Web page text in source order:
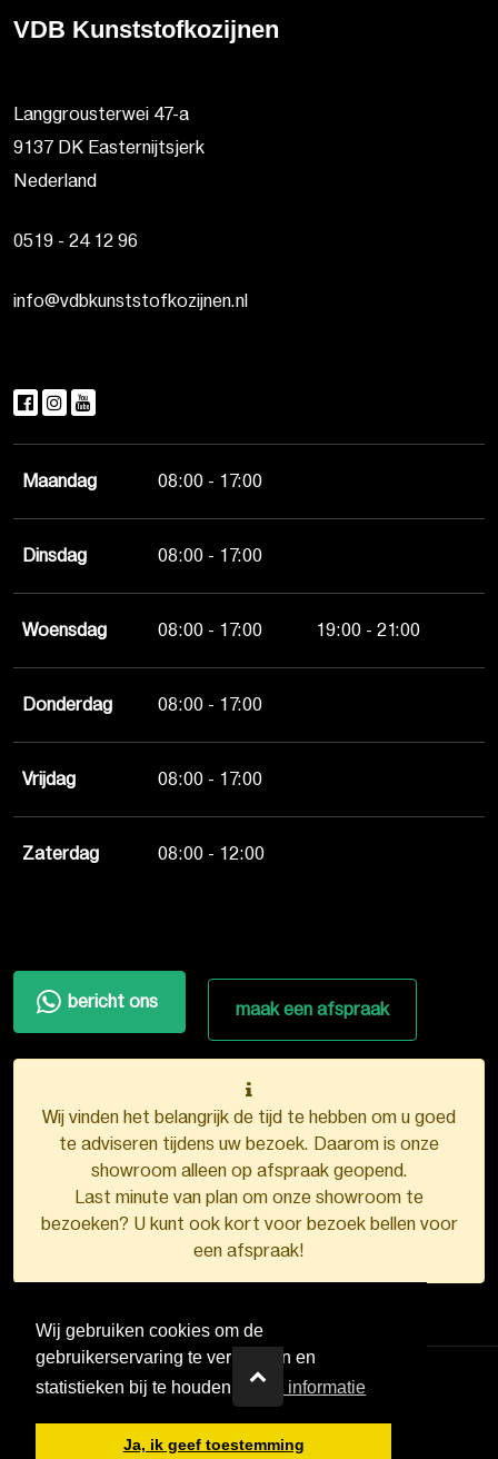
Wij gebruiken cookies om de
gebruikerservaring te verbeteren en
statistieken bij te houden.
Meer informatie
Ja, ik geef toestemming
VDB Kunststofkozijnen
Langgrousterwei 47-a
9137 DK Easternijtsjerk
Nederland
0519 - 24 12 96
info@vdbkunststofkozijnen.nl
Maandag 08:00 - 17:00
Dinsdag 08:00 - 17:00
Woensdag 08:00 - 17:00 19:00 - 21:00
Donderdag 08:00 - 17:00
Vrijdag 08:00 - 17:00
Zaterdag 08:00 - 12:00
bericht ons maak een afspraak
Wij vinden het belangrijk de tijd te hebben om u goed
te adviseren tijdens uw bezoek. Daarom is onze
showroom alleen op afspraak geopend.
Last minute van plan om onze showroom te
bezoeken? U kunt ook kort voor bezoek bellen voor
een afspraak!
Ontwerp en realisatie door